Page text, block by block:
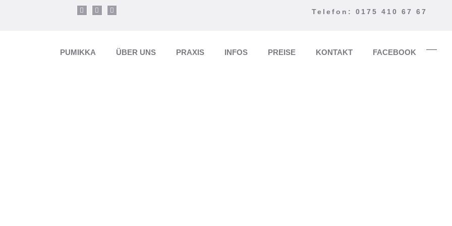
Telefon: 0175 410 67 67
PUMIKKA ÜBER UNS PRAXIS INFOS PREISE KONTAKT FACEBOOK